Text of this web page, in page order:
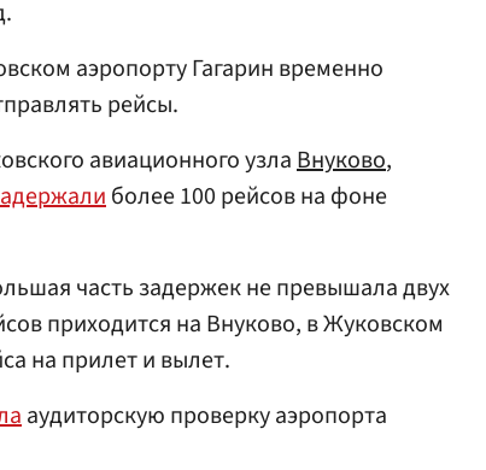
аэропорту Гагарин временно
рейсы.
авиационного узлаВнуково,
более 100 рейсов на фоне
часть задержек не превышала двух
приходится на Внуково, в Жуковском
на прилет и вылет.
аудиторскую проверку аэропорта